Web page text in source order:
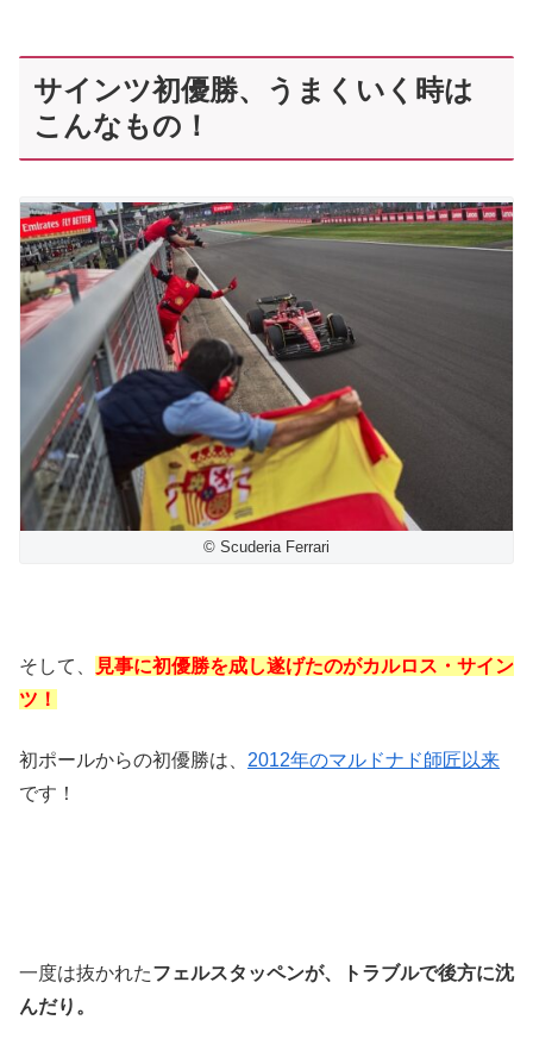
サインツ初優勝、うまくいく時は
こんなもの！
© Scuderia Ferrari
そして、
見事に初優勝を成し遂げたのがカルロス・サイン
ツ！
初ポールからの初優勝は、 2012年のマルドナド師匠以来
です！
一度は抜かれたフェルスタッペンが、トラブルで後方に沈
んだり。